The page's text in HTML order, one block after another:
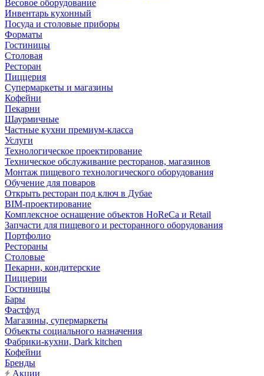
Весовое оборудование
Инвентарь кухонный
Посуда и столовые приборы
Форматы
Гостиницы
Столовая
Ресторан
Пиццерия
Супермаркеты и магазины
Кофейни
Пекарни
Шаурмичные
Частные кухни премиум-класса
Услуги
Технологическое проектирование
Техническое обслуживание ресторанов, магазинов
Монтаж пищевого технологического оборудования
Обучение для поваров
Открыть ресторан под ключ в Дубае
BIM-проектирование
Комплексное оснащение объектов HoReCa и Retail
Запчасти для пищевого и ресторанного оборудования
Портфолио
Рестораны
Столовые
Пекарни, кондитерские
Пиццерии
Гостиницы
Бары
Фастфуд
Магазины, супермаркеты
Объекты социального назначения
Фабрики-кухни, Dark kitchen
Кофейни
Бренды
Акции